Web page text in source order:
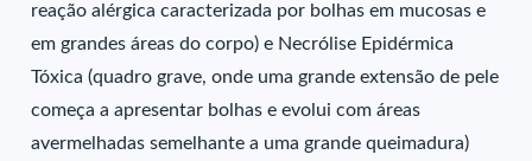
reação alérgica caracterizada por bolhas em mucosas e
em grandes áreas do corpo) e Necrólise Epidérmica
Tóxica (quadro grave, onde uma grande extensão de pele
começa a apresentar bolhas e evolui com áreas
avermelhadas semelhante a uma grande queimadura)